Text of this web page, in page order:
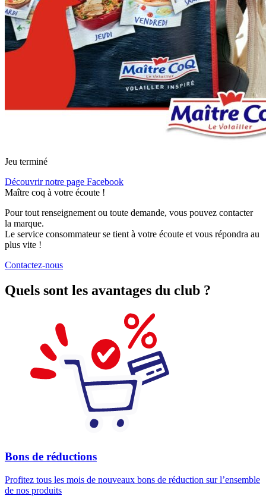
Jeu terminé
Découvrir notre page Facebook
Maître coq à votre écoute !
Pour tout renseignement ou toute demande, vous pouvez contacter
la marque.
Le service consommateur se tient à votre écoute et vous répondra au
plus vite !
Contactez-nous
Quels sont les avantages du club ?
Bons de réductions
Profitez tous les mois de nouveaux bons de réduction sur l’ensemble
de nos produits